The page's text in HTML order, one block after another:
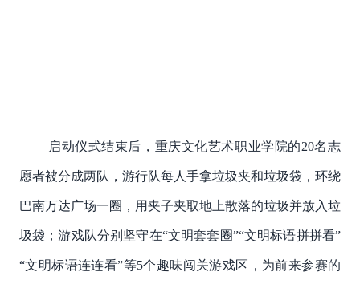
启动仪式结束后，重庆文化艺术职业学院的20名志
愿者被分成两队，游行队每人手拿垃圾夹和垃圾袋，环绕
巴南万达广场一圈，用夹子夹取地上散落的垃圾并放入垃
圾袋；游戏队分别坚守在“文明套套圈”“文明标语拼拼看”
“文明标语连连看”等5个趣味闯关游戏区，为前来参赛的